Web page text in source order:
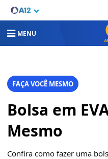
MENU
FAÇA VOCÊ MESMO
Bolsa em
Mesmo
Confira como fazer uma